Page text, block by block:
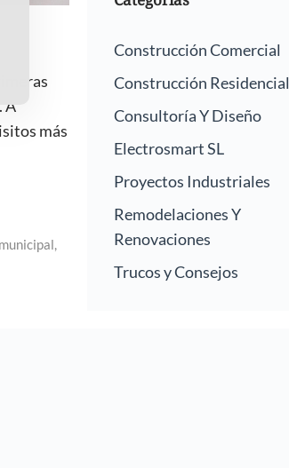
A
más
,
Construcción Comercial
Construcción Residencial
Consultoría Y Diseño
Electrosmart SL
Proyectos Industriales
Remodelaciones Y
Renovaciones
Trucos y Consejos